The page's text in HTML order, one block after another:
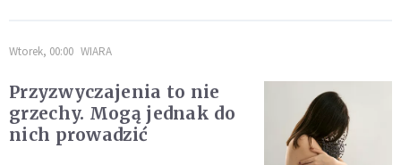
Wtorek, 00:00 WIARA
Przyzwyczajenia to nie
grzechy. Mogą jednak do
nich prowadzić